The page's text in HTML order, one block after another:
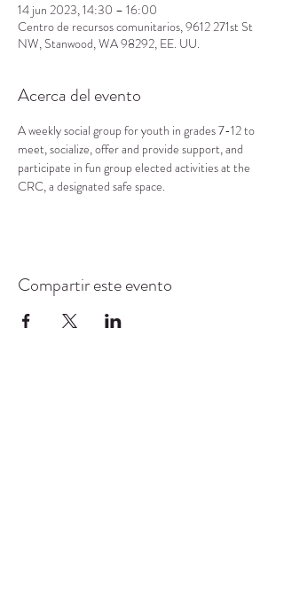
14 jun 2023, 14:30 – 16:00
Centro de recursos comunitarios, 9612 271st St
NW, Stanwood, WA 98292, EE. UU.
Acerca del evento
A weekly social group for youth in grades 7-12 to
meet, socialize, offer and provide support, and
participate in fun group elected activities at the
CRC, a designated safe space.
Compartir este evento